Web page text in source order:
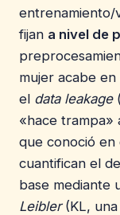
entrenamiento/
fijan a nivel de
mujer acabe
el data leakage
«hace trampa»
que conoció en
cuantifican el
base mediante
Leibler(KL, una